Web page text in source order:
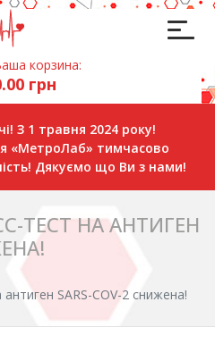
корзина:
грн
З 1 травня 2024 року!
«МетроЛаб» тимчасово
Дякуємо що Ви з нами!
ТЕСТ НА АНТИГЕН
SARS-COV-2 снижена!